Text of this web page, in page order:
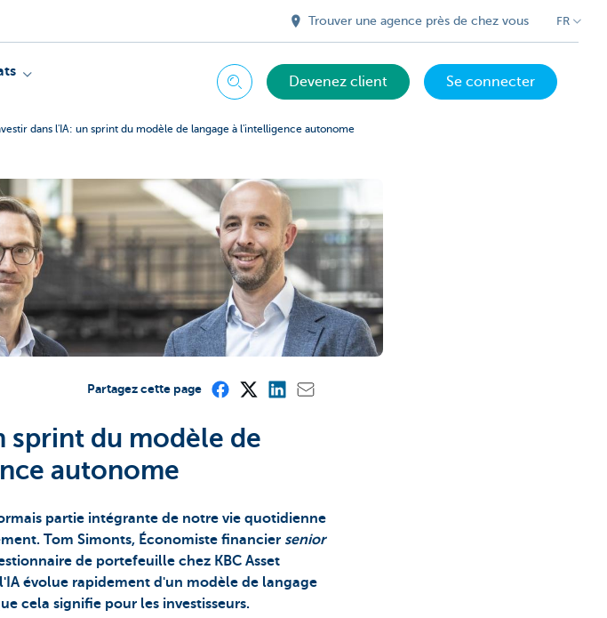
Trouver une agence près de chez vous FR
ChercherDevenez client Se connecter
dans l'IA: un sprint du modèle de langage à l'intelligence autonome
Partagez cette page
sprint du modèle de
autonome
partie intégrante de notre vie quotidienne
Tom Simonts, Économiste financier senior
de portefeuille chez KBC Asset
évolue rapidement d'un modèle de langage
cela signifie pour les investisseurs.